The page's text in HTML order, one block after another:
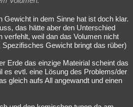
Gewicht in dem Sinne hat ist doch klar.
das hätte aber den Unterschied
verfehlt, weil dan das Volumen nicht
Gewicht bringt das rüber)
Erde das einzige Mateirial scheint das
es evtl. eine Lösung des Problems/der
gleich aufs All angewandt und einen